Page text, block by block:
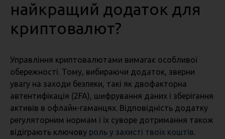
найкращий додаток для
криптовалют?
Управління криптовалютами вимагає особливої
обережності. Тому, вибираючи додаток, зверни
увагу на заходи безпеки, такі як двофакторна
автентифікація (2FA), шифрування даних і зберігання
активів в офлайн-гаманцях. Відповідність додатку
регуляторним нормам і їх суворе дотримання також
відіграють ключову роль у захисті твоїх коштів.